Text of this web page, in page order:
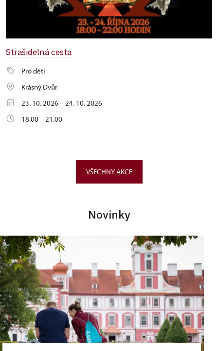
Strašidelná cesta
Pro děti
Krásný Dvůr
23. 10. 2026 – 24. 10. 2026
18.00 – 21.00
VŠECHNY AKCE
Novinky